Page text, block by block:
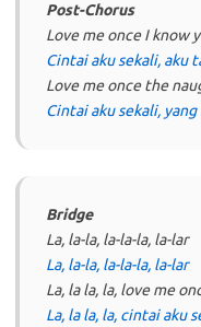
Post-Chorus
Love me once I know
Cintai aku sekali, aku
Love me once the
Cintai aku sekali,
Bridge
La, la-la, la-la-la, la-lar
La, la-la, la-la-la, la-lar
La, la la, la, love me
La, la la, la, cintai aku